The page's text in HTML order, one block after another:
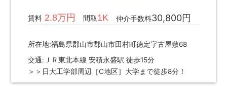
賃料2.8万円 間取1K 仲介手数料30,800円
所在地:福島県郡山市郡山市田村町徳定字古屋敷68
交通:ＪＲ東北本線 安積永盛駅 徒歩15分
＞＞日大工学部周辺［C地区］大学まで徒歩8分！